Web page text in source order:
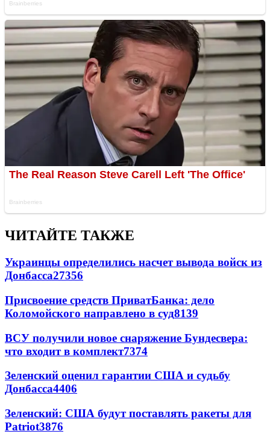
ЧИТАЙТЕ ТАКЖЕ
Украинцы определились насчет вывода войск из
Донбасса27356
Присвоение средств ПриватБанка: дело
Коломойского направлено в суд8139
ВСУ получили новое снаряжение Бундесвера:
что входит в комплект7374
Зеленский оценил гарантии США и судьбу
Донбасса4406
Зеленский: США будут поставлять ракеты для
Patriot3876